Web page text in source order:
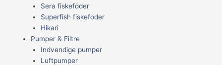
Sera fiskefoder
Superfish fiskefoder
Hikari
Pumper & Filtre
Indvendige pumper
Luftpumper